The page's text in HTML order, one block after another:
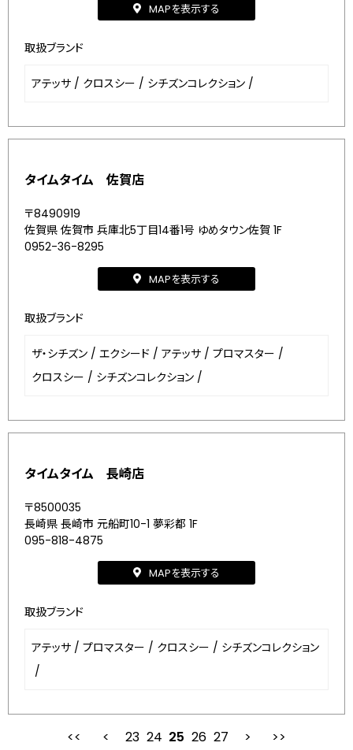
MAPを表示する
取扱ブランド
アテッサ / クロスシー / シチズンコレクション /
タイムタイム 佐賀店
〒8490919
佐賀県 佐賀市 兵庫北5丁目14番1号 ゆめタウン佐賀 1F
0952-36-8295
MAPを表示する
取扱ブランド
ザ・シチズン / エクシード / アテッサ / プロマスター /
クロスシー / シチズンコレクション /
タイムタイム 長崎店
〒8500035
長崎県 長崎市 元船町10-1 夢彩都 1F
095-818-4875
MAPを表示する
取扱ブランド
アテッサ / プロマスター / クロスシー / シチズンコレクション
/
最初 前
23 24 25 26 27